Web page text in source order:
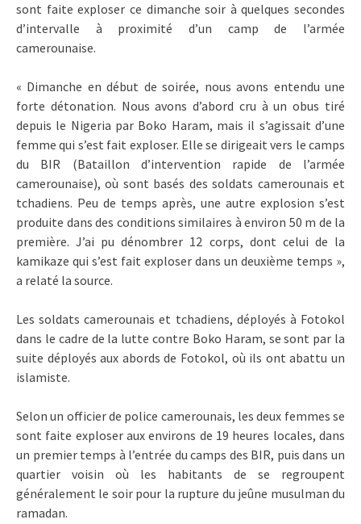
sont faite exploser ce dimanche soir à quelques secondes
d’intervalle à proximité d’un camp de l’armée
camerounaise.
« Dimanche en début de soirée, nous avons entendu une
forte détonation. Nous avons d’abord cru à un obus tiré
depuis le Nigeria par Boko Haram, mais il s’agissait d’une
femme qui s’est fait exploser. Elle se dirigeait vers le camps
du BIR (Bataillon d’intervention rapide de l’armée
camerounaise), où sont basés des soldats camerounais et
tchadiens. Peu de temps après, une autre explosion s’est
produite dans des conditions similaires à environ 50 m de la
première. J’ai pu dénombrer 12 corps, dont celui de la
kamikaze qui s’est fait exploser dans un deuxième temps »,
a relaté la source.
Les soldats camerounais et tchadiens, déployés à Fotokol
dans le cadre de la lutte contre Boko Haram, se sont par la
suite déployés aux abords de Fotokol, où ils ont abattu un
islamiste.
Selon un officier de police camerounais, les deux femmes se
sont faite exploser aux environs de 19 heures locales, dans
un premier temps à l’entrée du camps des BIR, puis dans un
quartier voisin où les habitants de se regroupent
généralement le soir pour la rupture du jeûne musulman du
ramadan.